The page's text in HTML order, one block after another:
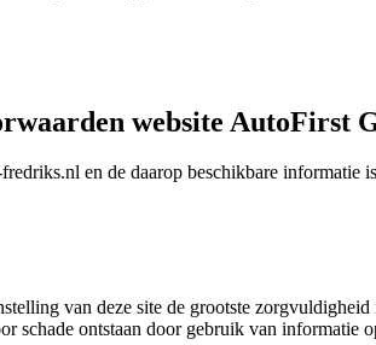
website AutoFirst
en de daarop beschikbare informatie
van deze site de grootste
schade ontstaan door gebruik van informatie